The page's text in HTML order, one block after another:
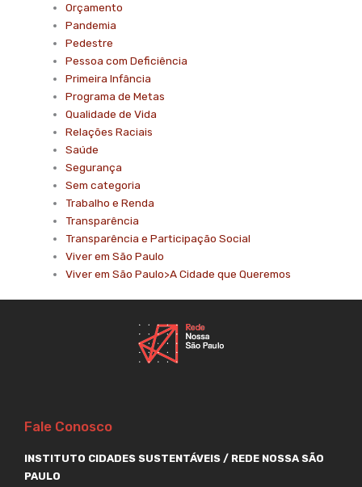
Orçamento
Pandemia
Pedestre
Pessoa com Deficiência
Primeira Infância
Programa de Metas
Qualidade de Vida
Relações Raciais
Saúde
Segurança
Sem categoria
Trabalho e Renda
Transparência
Transparência e Participação Social
Viver em São Paulo
Viver em São Paulo>A Cidade que Queremos
Fale Conosco
INSTITUTO CIDADES SUSTENTÁVEIS / REDE NOSSA SÃO
PAULO